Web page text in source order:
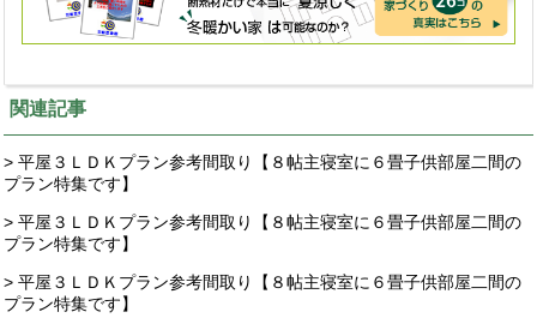
関連記事
> 平屋３ＬＤＫプラン参考間取り【８帖主寝室に６畳子供部屋二間の
プラン特集です】
> 平屋３ＬＤＫプラン参考間取り【８帖主寝室に６畳子供部屋二間の
プラン特集です】
> 平屋３ＬＤＫプラン参考間取り【８帖主寝室に６畳子供部屋二間の
プラン特集です】